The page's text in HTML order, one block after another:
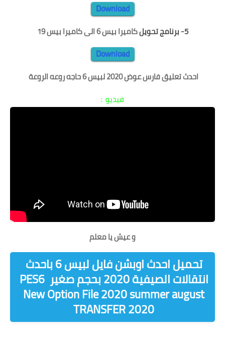
Download
5- برنامج تحويل كاميرا بيس 6 الى كاميرا بيس 19
Download
احدث تعليق فارس عوض 2020 لبيس 6 حاجه روعه الروعة
فيديو :
و عيش يا معلم
تحميل احدث اوبشن فايل لبيس 6 باحدث
انتقالات الصيفية 2020 بحجم صغير PES6
New Option File 2020 summer august
TRANSFER 2020